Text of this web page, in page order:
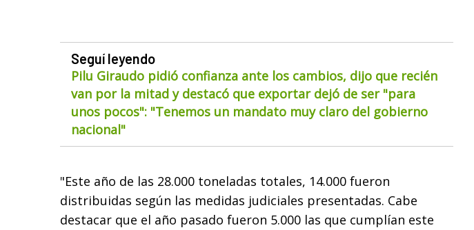
Seguí leyendo
Pilu Giraudo pidió confianza ante los cambios, dijo que recién
van por la mitad y destacó que exportar dejó de ser "para
unos pocos": "Tenemos un mandato muy claro del gobierno
nacional"
"Este año de las 28.000 toneladas totales, 14.000 fueron
distribuidas según las medidas judiciales presentadas. Cabe
destacar que el año pasado fueron 5.000 las que cumplían este